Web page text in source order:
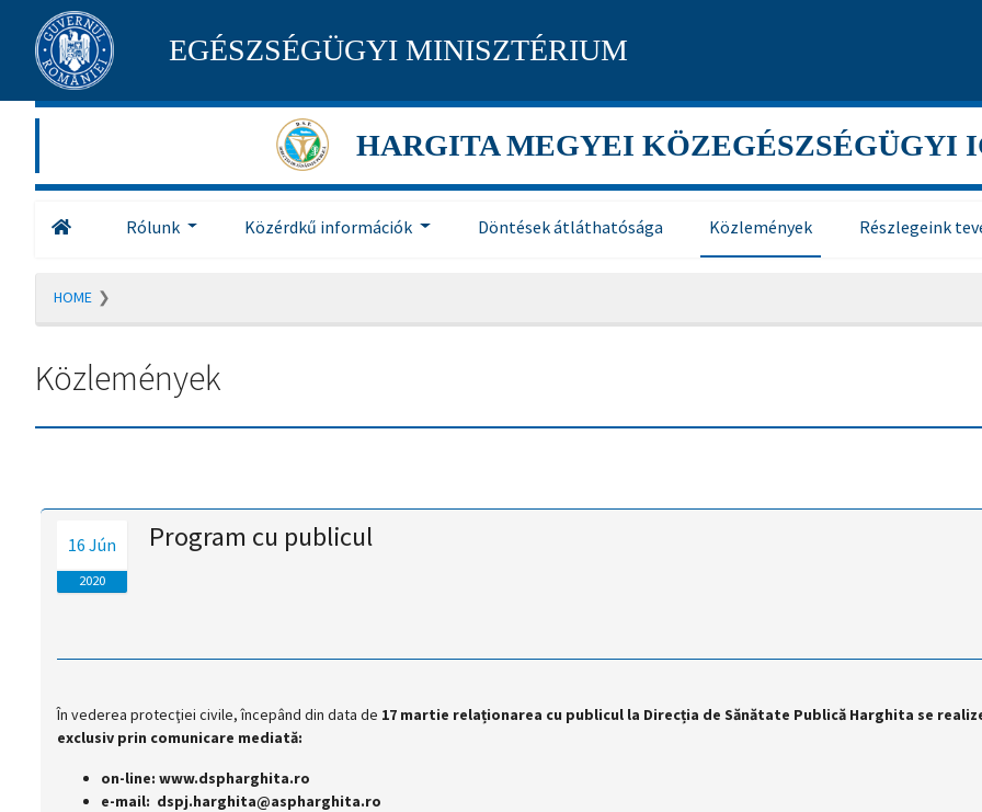
Pagina
maghiară
se
află
Redirecționare
română
secunde.
magyar
nyelvű
fejlesztés
alatt
EGÉSZSÉGÜGYI MINISZTÉRIUM
HARGITA MEGYEI KÖZEGÉSZSÉGÜGYI
Rólunk Közérdkű információk Döntések átláthatósága Közlemények Részlegeink
HOME
Közlemények
16 Jún
2020
Program cu publicul
În vederea protecţiei civile, începând din data de 17 martie relaționarea cu publicul la Direcția de Sănătate Publică Harghita se
exclusiv prin comunicare mediată:
on-line: www.dspharghita.ro
e-mail: dspj.harghita@aspharghita.ro